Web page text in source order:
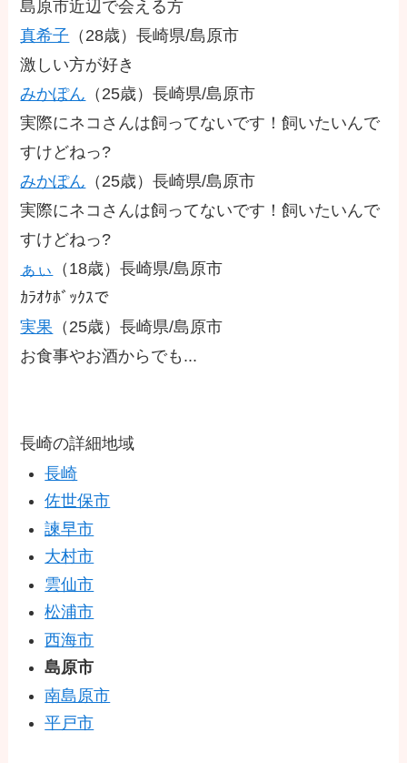
島原市近辺で会える方
真希子 （28歳）長崎県/島原市
激しい方が好き
みかぽん （25歳）長崎県/島原市
実際にネコさんは飼ってないです！飼いたいんで
すけどねっ?
みかぽん （25歳）長崎県/島原市
実際にネコさんは飼ってないです！飼いたいんで
すけどねっ?
ぁぃ
（18歳）長崎県/島原市
ｶﾗｵｹﾎﾞｯｸｽで
実果 （25歳）長崎県/島原市
お食事やお酒からでも...
長崎の詳細地域
長崎
佐世保市
諫早市
大村市
雲仙市
松浦市
西海市
島原市
南島原市
平戸市